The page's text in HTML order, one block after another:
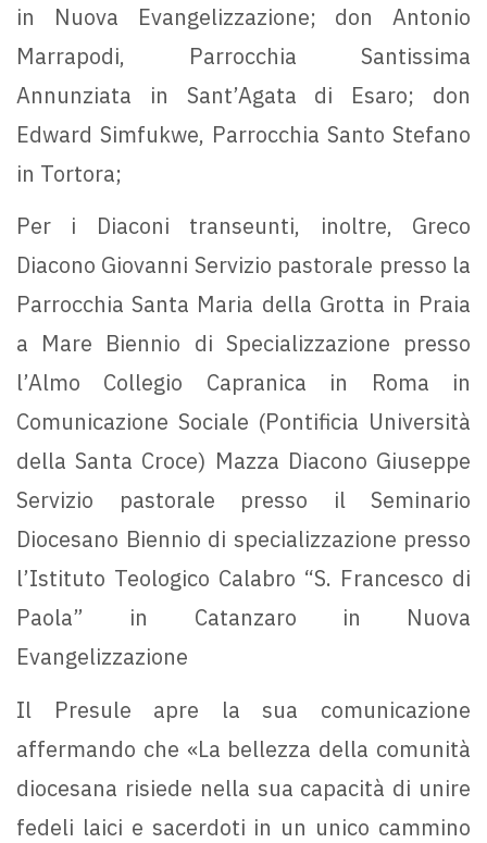
in Nuova Evangelizzazione; don Antonio
Marrapodi, Parrocchia Santissima
Annunziata in Sant’Agata di Esaro; don
Edward Simfukwe, Parrocchia Santo Stefano
in Tortora;
Per i Diaconi transeunti, inoltre, Greco
Diacono Giovanni Servizio pastorale presso la
Parrocchia Santa Maria della Grotta in Praia
a Mare Biennio di Specializzazione presso
l’Almo Collegio Capranica in Roma in
Comunicazione Sociale (Pontificia Università
della Santa Croce) Mazza Diacono Giuseppe
Servizio pastorale presso il Seminario
Diocesano Biennio di specializzazione presso
l’Istituto Teologico Calabro “S. Francesco di
Paola” in Catanzaro in Nuova
Evangelizzazione
Il Presule apre la sua comunicazione
affermando che «La bellezza della comunità
diocesana risiede nella sua capacità di unire
fedeli laici e sacerdoti in un unico cammino